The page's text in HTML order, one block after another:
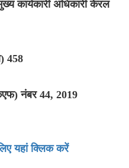
कार्यकारी अधिकारी केरल
458
नंबर 44, 2019
यहां क्लिक करें